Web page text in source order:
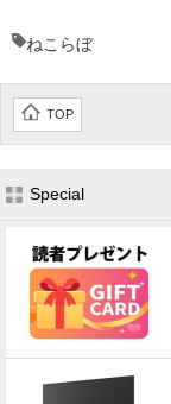
ねこらぼ
TOP
Special